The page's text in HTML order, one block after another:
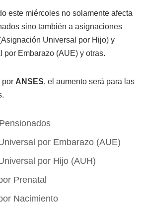
este miércoles no solamente afecta
sino también a asignaciones
Universal por Hijo) y
por Embarazo (AUE) y otras.
por ANSES, el aumento será para las
por Embarazo (AUE)
por Hijo (AUH)
Prenatal
Nacimiento